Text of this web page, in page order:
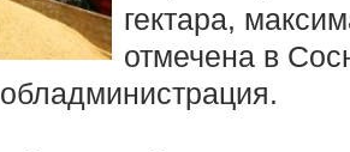
гектара,
отмечена в